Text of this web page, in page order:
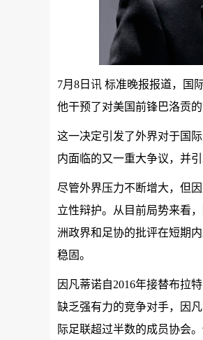
7月8日讯 标准晚报报道，国
他干预了对美国前锋巴洛贡
这一决定引发了外界对于国
内面临的又一重大争议，并
尽管外界压力不断增大，但
立性辩护。从目前局势来看
洲政界和足协的批评在短期
稳固。
因凡蒂诺自2016年接替布拉
缺乏强有力的竞争对手，因
际足联超过半数的成员协会